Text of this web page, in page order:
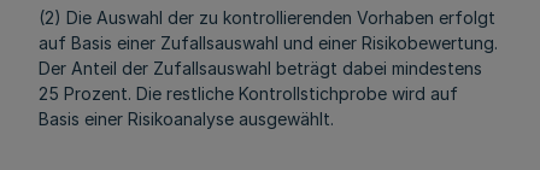
(2) Die Auswahl der zu kontrollierenden Vorhaben erfolgt
auf Basis einer Zufallsauswahl und einer Risikobewertung.
Der Anteil der Zufallsauswahl beträgt dabei mindestens
25 Prozent. Die restliche Kontrollstichprobe wird auf
Basis einer Risikoanalyse ausgewählt.